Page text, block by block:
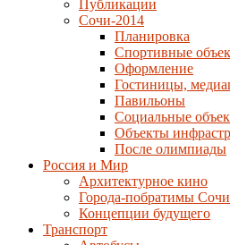
Публикации
Сочи-2014
Планировка
Спортивные
Оформление
Гостиницы,
Павильоны
Социальные
Объекты
После олимпиады
Россия и Мир
Архитектурное кино
Города-побратимы Сочи
Концепции будущего
Транспорт